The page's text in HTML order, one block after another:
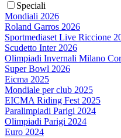
Speciali
Mondiali 2026
Roland Garros 2026
Sportmediaset Live Riccione
Scudetto Inter 2026
Olimpiadi Invernali Milano
Super Bowl 2026
Eicma 2025
Mondiale per club 2025
EICMA Riding Fest 2025
Paralimpiadi Parigi 2024
Olimpiadi Parigi 2024
Euro 2024